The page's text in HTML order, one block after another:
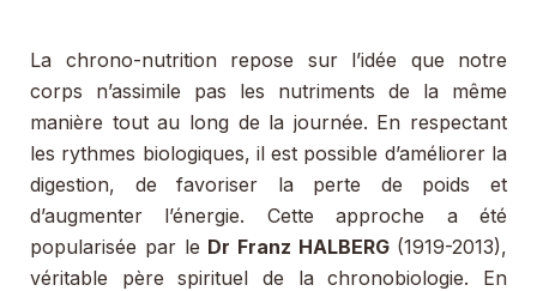
La chrono-nutrition repose sur l’idée que notre
corps n’assimile pas les nutriments de la même
manière tout au long de la journée. En respectant
les rythmes biologiques, il est possible d’améliorer la
digestion, de favoriser la perte de poids et
d’augmenter l’énergie. Cette approche a été
popularisée par le Dr Franz HALBERG (1919-2013),
véritable père spirituel de la chronobiologie. En